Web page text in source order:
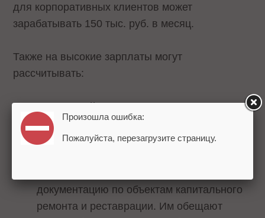
для корпоративных клиентов может
зарабатывать 150 тыс. руб. в месяц.
Также на высокие зарплаты могут
рассчитывать:
графиком в компании, занимающейся
IPTV,
документацию по объектам капитального
ремонта и реставрации. Им обещают
Произошла ошибка:
Пожалуйста, перезагрузите страницу.